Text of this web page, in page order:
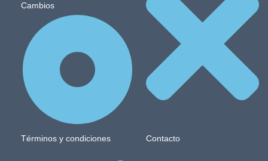
Cambios
Términos y condiciones Contacto